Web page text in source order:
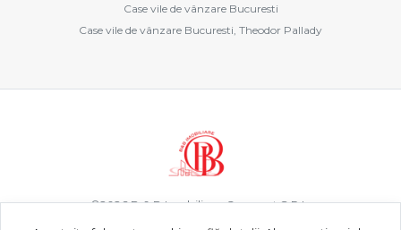
Case vile de vânzare Bucuresti
Case vile de vânzare Bucuresti, Theodor Pallady
©2026B & B Imobiliare Concept S.R.L.